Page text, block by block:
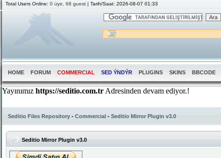
Total Users Online: 0 üye, 68 guest | Tarih/Saat: 2026-08-07 01:33
HOME FORUM COMMERCIAL SED ÝNDÝR PLUGINS SKINS BBCODE
Seditio Files Repository - Commercial - Seditio Mirror Plugin v3.0
Seditio Mirror Plugin v3.0